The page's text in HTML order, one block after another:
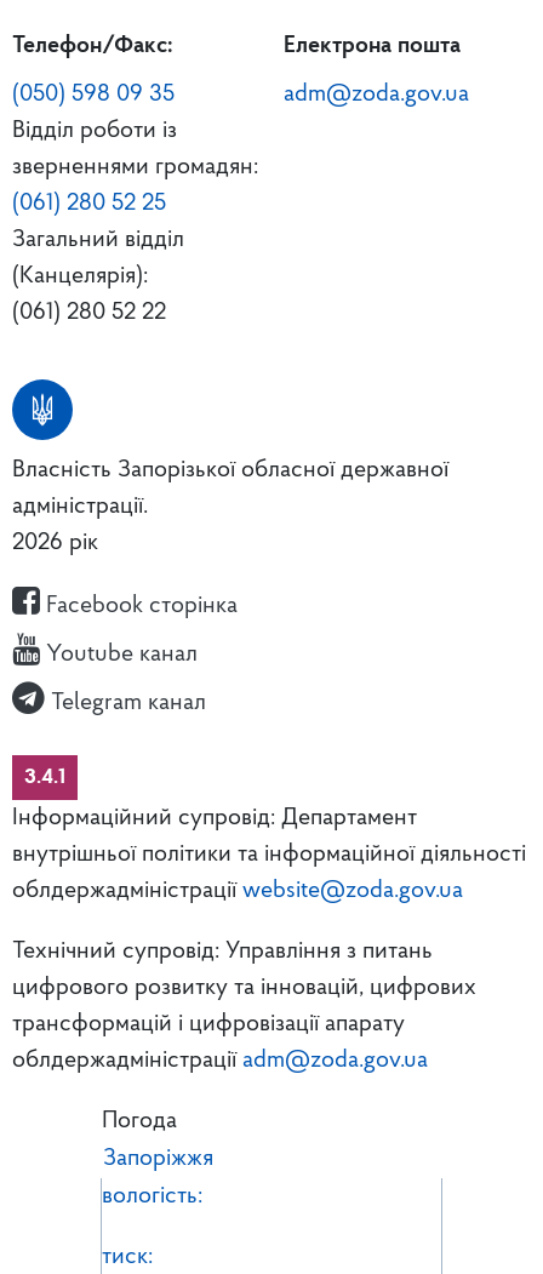
Телефон/Факс:
(050) 598 09 35
Відділ роботи із
зверненнями громадян:
(061) 280 52 25
Загальний відділ
(Канцелярія):
(061) 280 52 22
Електрона пошта
adm@zoda.gov.ua
Власність Запорізької обласної державної
адміністрації.
2026 рік
Facebook сторінка
Youtube канал
Telegram канал
3.4.1
Інформаційний супровід: Департамент
внутрішньої політики та інформаційної діяльності
облдержадміністрації website@zoda.gov.ua
Технічний супровід: Управління з питань
цифрового розвитку та інновацій, цифрових
трансформацій і цифровізації апарату
облдержадміністрації adm@zoda.gov.ua
Погода
Запоріжжя
вологість:
тиск: